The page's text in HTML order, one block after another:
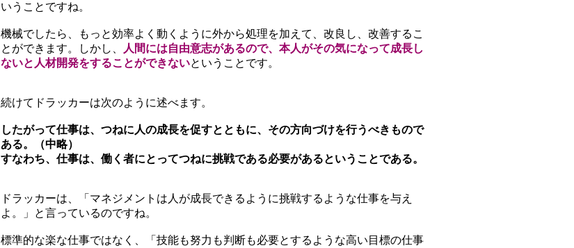
いうことですね。
機械でしたら、もっと効率よく動くように外から処理を加えて、改良し、改善するこ
とができます。しかし、
人間には自由意志があるので、本人がその気になって成長し
ないと人材開発をすることができないということです。
続けてドラッカーは次のように述べます。
したがって仕事は、つねに人の成長を促すとともに、その方向づけを行うべきもので
ある。（中略）
すなわち、仕事は、働く者にとってつねに挑戦である必要があるということである。
ドラッカーは、「マネジメントは人が成長できるように挑戦するような仕事を与え
よ。」と言っているのですね。
標準的な楽な仕事ではなく、「技能も努力も判断も必要とするような高い目標の仕事